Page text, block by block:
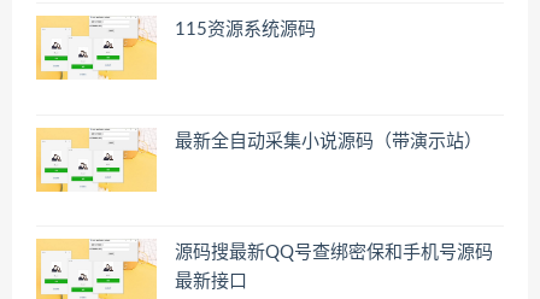
115资源系统源码
最新全自动采集小说源码（带演示站）
源码搜最新QQ号查绑密保和手机号源码
最新接口